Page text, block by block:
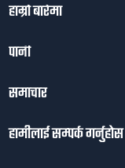
हाम्रो बारेमा
पानी
समाचार
हामीलाई सम्पर्क गर्नुहोस